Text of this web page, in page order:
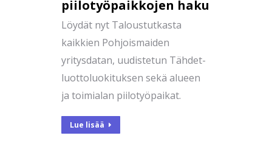
piilotyöpaikkojen haku
Löydät nyt Taloustutkasta
kaikkien Pohjoismaiden
yritysdatan, uudistetun Tähdet-
luottoluokituksen sekä alueen
ja toimialan piilotyöpaikat.
Lue lisää